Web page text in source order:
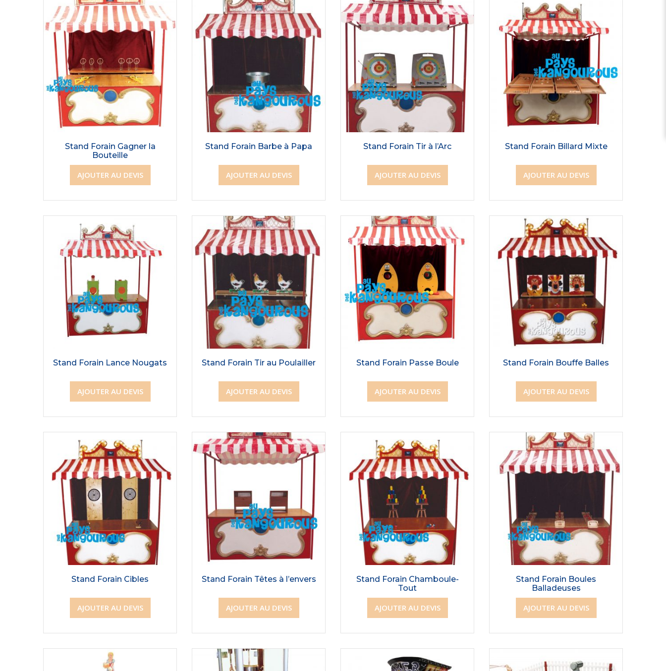
Stand Forain Gagner la
Bouteille
AJOUTER AU DEVIS
Stand Forain Barbe à Papa
AJOUTER AU DEVIS
Stand Forain Tir à l’Arc
AJOUTER AU DEVIS
Stand Forain Billard Mixte
AJOUTER AU DEVIS
Stand Forain Lance Nougats
AJOUTER AU DEVIS
Stand Forain Tir au Poulailler
AJOUTER AU DEVIS
Stand Forain Passe Boule
AJOUTER AU DEVIS
Stand Forain Bouffe Balles
AJOUTER AU DEVIS
Stand Forain Cibles
AJOUTER AU DEVIS
Stand Forain Têtes à l’envers
AJOUTER AU DEVIS
Stand Forain Chamboule-
Tout
AJOUTER AU DEVIS
Stand Forain Boules
Balladeuses
AJOUTER AU DEVIS